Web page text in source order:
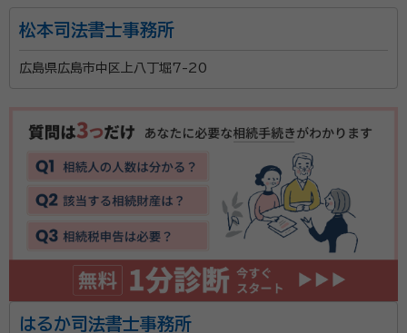
松本司法書士事務所
広島県広島市中区上八丁堀7-20
はるか司法書士事務所